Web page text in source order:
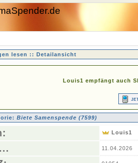
lesen :: Detailansicht
Louis1 empfängt auch
Biete Samenspende (7599)
Louis1
11.04.2026